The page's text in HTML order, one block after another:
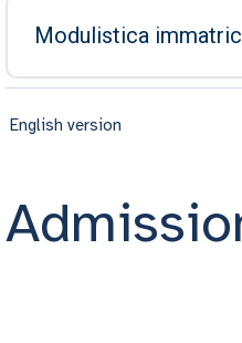
Modulistica
English version